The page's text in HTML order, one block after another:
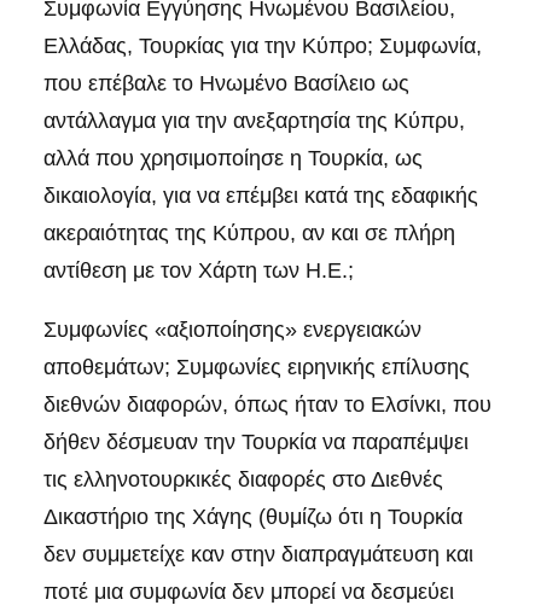
Συμφωνία Εγγύησης Ηνωμένου Βασιλείου,
Ελλάδας, Τουρκίας για την Κύπρο; Συμφωνία,
που επέβαλε το Ηνωμένο Βασίλειο ως
αντάλλαγμα για την ανεξαρτησία της Κύπρυ,
αλλά που χρησιμοποίησε η Τουρκία, ως
δικαιολογία, για να επέμβει κατά της εδαφικής
ακεραιότητας της Κύπρου, αν και σε πλήρη
αντίθεση με τον Χάρτη των Η.Ε.;
Συμφωνίες «αξιοποίησης» ενεργειακών
αποθεμάτων; Συμφωνίες ειρηνικής επίλυσης
διεθνών διαφορών, όπως ήταν το Ελσίνκι, που
δήθεν δέσμευαν την Τουρκία να παραπέμψει
τις ελληνοτουρκικές διαφορές στο Διεθνές
Δικαστήριο της Χάγης (θυμίζω ότι η Τουρκία
δεν συμμετείχε καν στην διαπραγμάτευση και
ποτέ μια συμφωνία δεν μπορεί να δεσμεύει